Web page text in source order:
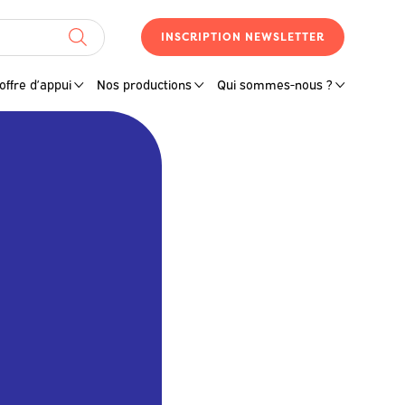
INSCRIPTION NEWSLETTER
d’appui Nos productions Qui sommes-nous ?